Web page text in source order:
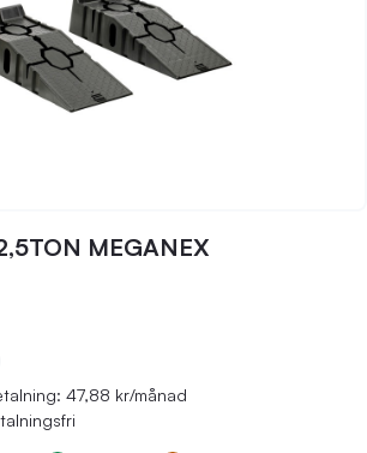
MEGANEX
47,88 kr/månad